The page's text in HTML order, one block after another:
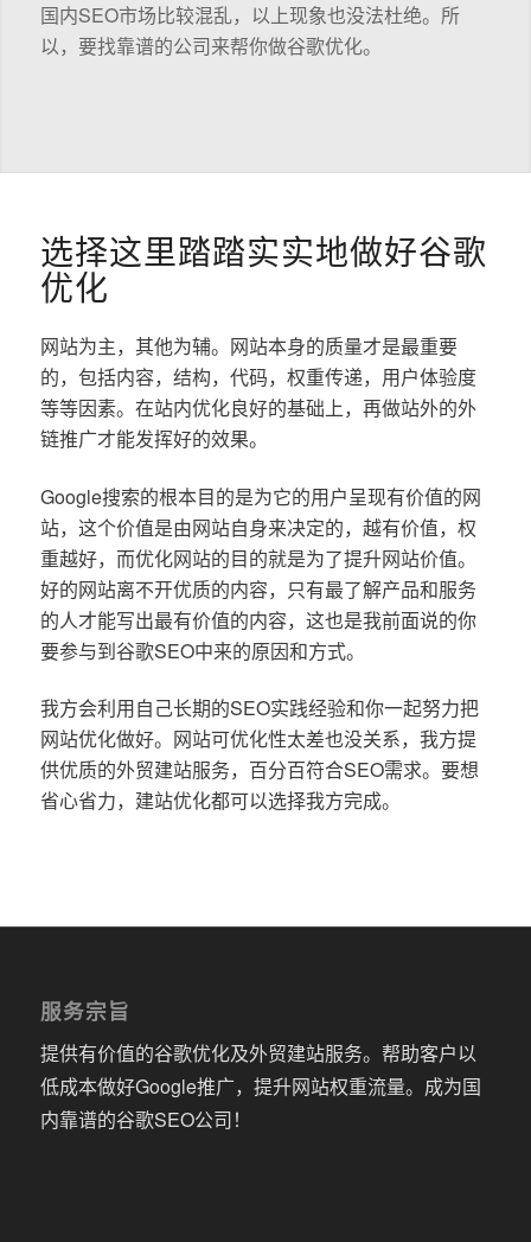
国内SEO市场比较混乱，以上现象也没法杜绝。所
以，要找靠谱的公司来帮你做谷歌优化。
选择这里踏踏实实地做好谷歌
优化
网站为主，其他为辅。网站本身的质量才是最重要
的，包括内容，结构，代码，权重传递，用户体验度
等等因素。在站内优化良好的基础上，再做站外的外
链推广才能发挥好的效果。
Google搜索的根本目的是为它的用户呈现有价值的网
站，这个价值是由网站自身来决定的，越有价值，权
重越好，而优化网站的目的就是为了提升网站价值。
好的网站离不开优质的内容，只有最了解产品和服务
的人才能写出最有价值的内容，这也是我前面说的你
要参与到谷歌SEO中来的原因和方式。
我方会利用自己长期的SEO实践经验和你一起努力把
网站优化做好。网站可优化性太差也没关系，我方提
供优质的外贸建站服务，百分百符合SEO需求。要想
省心省力，建站优化都可以选择我方完成。
服务宗旨
提供有价值的谷歌优化及外贸建站服务。帮助客户以
低成本做好Google推广，提升网站权重流量。成为国
内靠谱的谷歌SEO公司！